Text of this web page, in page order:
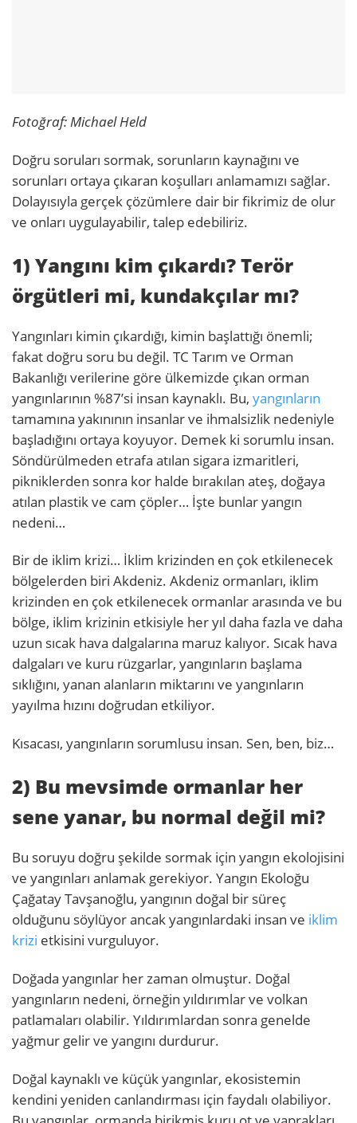
Fotoğraf: Michael Held
Doğru soruları sormak, sorunların kaynağını ve
sorunları ortaya çıkaran koşulları anlamamızı sağlar.
Dolayısıyla gerçek çözümlere dair bir fikrimiz de olur
ve onları uygulayabilir, talep edebiliriz.
1) Yangını kim çıkardı? Terör
örgütleri mi, kundakçılar mı?
Yangınları kimin çıkardığı, kimin başlattığı önemli;
fakat doğru soru bu değil. TC Tarım ve Orman
Bakanlığı verilerine göre ülkemizde çıkan orman
yangınlarının %87’si insan kaynaklı. Bu, yangınların
tamamına yakınının insanlar ve ihmalsizlik nedeniyle
başladığını ortaya koyuyor. Demek ki sorumlu insan.
Söndürülmeden etrafa atılan sigara izmaritleri,
pikniklerden sonra kor halde bırakılan ateş, doğaya
atılan plastik ve cam çöpler… İşte bunlar yangın
nedeni…
Bir de iklim krizi… İklim krizinden en çok etkilenecek
bölgelerden biri Akdeniz. Akdeniz ormanları, iklim
krizinden en çok etkilenecek ormanlar arasında ve bu
bölge, iklim krizinin etkisiyle her yıl daha fazla ve daha
uzun sıcak hava dalgalarına maruz kalıyor. Sıcak hava
dalgaları ve kuru rüzgarlar, yangınların başlama
sıklığını, yanan alanların miktarını ve yangınların
yayılma hızını doğrudan etkiliyor.
Kısacası, yangınların sorumlusu insan. Sen, ben, biz…
2) Bu mevsimde ormanlar her
sene yanar, bu normal değil mi?
Bu soruyu doğru şekilde sormak için yangın ekolojisini
ve yangınları anlamak gerekiyor. Yangın Ekoloğu
Çağatay Tavşanoğlu, yangının doğal bir süreç
olduğunu söylüyor ancak yangınlardaki insan ve iklim
krizi etkisini vurguluyor.
Doğada yangınlar her zaman olmuştur. Doğal
yangınların nedeni, örneğin yıldırımlar ve volkan
patlamaları olabilir. Yıldırımlardan sonra genelde
yağmur gelir ve yangını durdurur.
Doğal kaynaklı ve küçük yangınlar, ekosistemin
kendini yeniden canlandırması için faydalı olabiliyor.